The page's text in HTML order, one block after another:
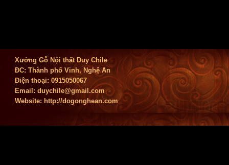
Xưởng Gỗ Nội thất Duy Chile
ĐC: Thành phố Vinh, Nghệ An
Điện thoại: 0915050067
Email: duychile@gmail.com
Website: http://dogonghean.com